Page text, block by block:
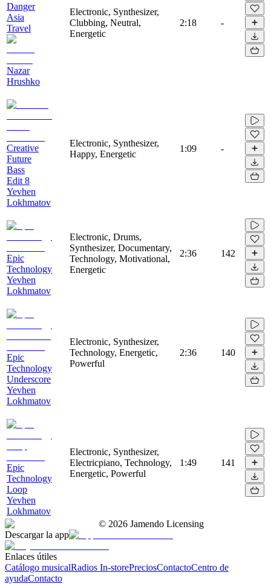
Danger
Asia
Travel
Nazar
Hrushko
Electronic, Synthesizer,
Clubbing, Neutral,
Energetic
2:18 -
Creative
Future
Bass
Edit 8
Yevhen
Lokhmatov
Electronic, Synthesizer,
Happy, Energetic
1:09 -
Epic
Technology
Yevhen
Lokhmatov
Electronic, Drums,
Synthesizer, Documentary,
Technology, Motivational,
Energetic
2:36 142
Epic
Technology
Underscore
Yevhen
Lokhmatov
Electronic, Synthesizer,
Technology, Energetic,
Powerful
2:36 140
Epic
Technology
Loop
Yevhen
Lokhmatov
Electronic, Synthesizer,
Electricpiano, Technology,
Energetic, Powerful
1:49 141
© 2026 Jamendo Licensing
Descargar la app
Enlaces útiles
Catálogo musicalRadios In-storePreciosContactoCentro de
ayudaContacto